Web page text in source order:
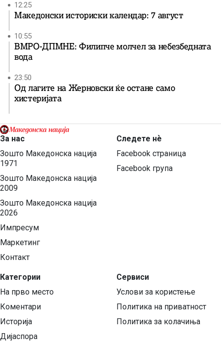
12:25
Македонски историски календар: 7 август
10:55
ВМРО-ДПМНЕ: Филипче молчел за небезбедната
вода
23:50
Од лагите на Жерновски ќе остане само
хистеријата
За нас
Зошто Македонска нација
1971
Зошто Македонска нација
2009
Зошто Македонска нација
2026
Импресум
Маркетинг
Контакт
Категории
На прво место
Коментари
Историја
Дијаспора
Следете нѐ
Facebook страница
Facebook група
Сервиси
Услови за користење
Политика на приватност
Политика за колачиња